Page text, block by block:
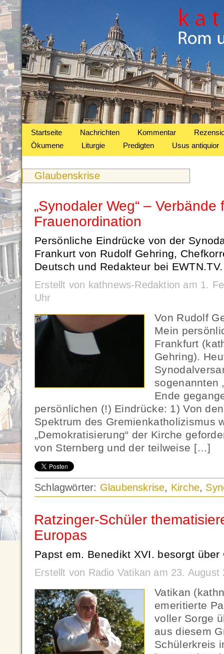
Startseite Nachrichten Kommentar
Ökumene
Liturgie Predigten Usus antiquior
Glaubenskrise
„Synodaler Weg“ – Verbände
Frauenordination
Persönliche Eindrücke von der
Frankurt von Rudolf Gehring,
Deutsch und Redakteur bei EWTN.TV.
Erstellt von kathnews-Redaktion am 1.
Uhr
Von Rudolf
Mein
Frankfurt
Gehring).
sogenannten
Ende
persönlichen (!) Eindrücke: 1) Von
Spektrum des Gremienkatholizismus
„Demokratisierung“ der Kirche
von Sternberg und der teilweise […]
Schlagwörter: Glaubenskrise, Kirche,
Ratzinger-Schüler
Europas
Papst em. Benedikt XVI. besorgt
Erstellt von Radio Vatikan am 23.
Vatikan
emeritierte
voller Sorge
aus diesem
Schülerkreis